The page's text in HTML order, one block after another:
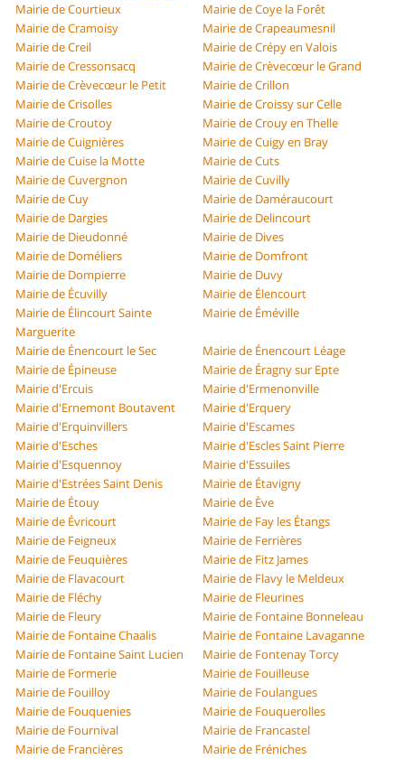
Mairie de Courtieux
Mairie de Coye la Forêt
Mairie de Cramoisy
Mairie de Crapeaumesnil
Mairie de Creil
Mairie de Crépy en Valois
Mairie de Cressonsacq
Mairie de Crèvecœur le Grand
Mairie de Crèvecœur le Petit
Mairie de Crillon
Mairie de Crisolles
Mairie de Croissy sur Celle
Mairie de Croutoy
Mairie de Crouy en Thelle
Mairie de Cuignières
Mairie de Cuigy en Bray
Mairie de Cuise la Motte
Mairie de Cuts
Mairie de Cuvergnon
Mairie de Cuvilly
Mairie de Cuy
Mairie de Daméraucourt
Mairie de Dargies
Mairie de Delincourt
Mairie de Dieudonné
Mairie de Dives
Mairie de Doméliers
Mairie de Domfront
Mairie de Dompierre
Mairie de Duvy
Mairie de Écuvilly
Mairie de Élencourt
Mairie de Élincourt Sainte
Marguerite
Mairie de Éméville
Mairie de Énencourt le Sec
Mairie de Énencourt Léage
Mairie de Épineuse
Mairie de Éragny sur Epte
Mairie d'Ercuis
Mairie d'Ermenonville
Mairie d'Ernemont Boutavent
Mairie d'Erquery
Mairie d'Erquinvillers
Mairie d'Escames
Mairie d'Esches
Mairie d'Escles Saint Pierre
Mairie d'Esquennoy
Mairie d'Essuiles
Mairie d'Estrées Saint Denis
Mairie de Étavigny
Mairie de Étouy
Mairie de Ève
Mairie de Évricourt
Mairie de Fay les Étangs
Mairie de Feigneux
Mairie de Ferrières
Mairie de Feuquières
Mairie de Fitz James
Mairie de Flavacourt
Mairie de Flavy le Meldeux
Mairie de Fléchy
Mairie de Fleurines
Mairie de Fleury
Mairie de Fontaine Bonneleau
Mairie de Fontaine Chaalis
Mairie de Fontaine Lavaganne
Mairie de Fontaine Saint Lucien
Mairie de Fontenay Torcy
Mairie de Formerie
Mairie de Fouilleuse
Mairie de Fouilloy
Mairie de Foulangues
Mairie de Fouquenies
Mairie de Fouquerolles
Mairie de Fournival
Mairie de Francastel
Mairie de Francières
Mairie de Fréniches